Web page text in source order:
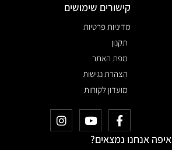
קישורים שימושים
מדיניות פרטיות
תקנון
מפת האתר
הצהרת נגישות
מועדון לקוחות
איפה אנחנו נמצאים?